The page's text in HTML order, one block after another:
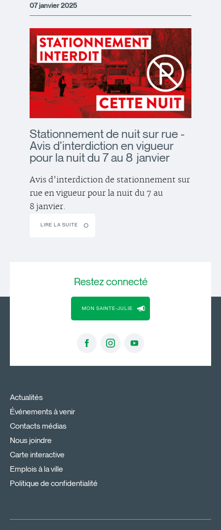
07 janvier 2025
Stationnement de nuit sur rue -
Avis d’interdiction en vigueur
pour la nuit du 7 au 8 janvier
Avis d’interdiction de stationnement sur
rue en vigueur pour la nuit du 7 au
8 janvier.
LIRE LA SUITE
Restezconnecté
MON SAINTE-JULIE
Actualités
Événements à venir
Contacts médias
Nous joindre
Carte interactive
Emplois à la ville
Politique de confidentialité